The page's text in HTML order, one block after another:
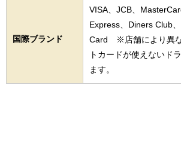
国際ブランド
VISA、JCB、
Express、Diners Club
Card ※店舗により異
トカードが使えないド
ます。